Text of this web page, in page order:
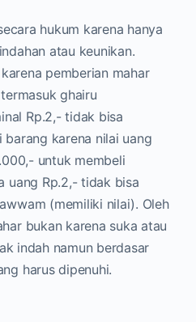
hukum karena hanya
atau keunikan.
pemberian mahar
ghairu
Rp.2,- tidak bisa
karena nilai uang
untuk membeli
uang Rp.2,- tidak bisa
(memiliki nilai). Oleh
bukan karena suka atau
indah namun berdasar
harus dipenuhi.